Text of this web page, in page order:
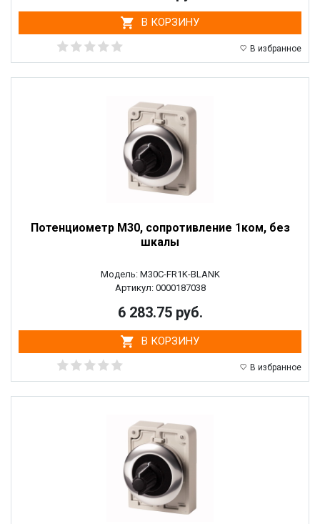
В КОРЗИНУ
В избранное
Потенциометр M30, сопротивление 1ком, без
шкалы
Модель: M30C-FR1K-BLANK
Артикул: 0000187038
6 283.75 руб.
В КОРЗИНУ
В избранное